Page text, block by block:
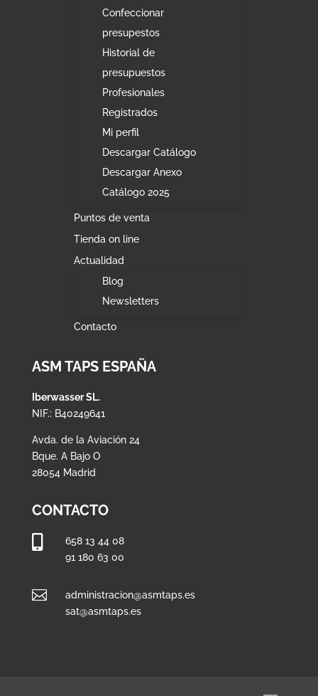
Confeccionar
presupestos
Historial de
presupuestos
Profesionales
Registrados
Mi perfil
Descargar Catálogo
Descargar Anexo
Catálogo 2025
Puntos de venta
Tienda on line
Actualidad
Blog
Newsletters
Contacto
ASM TAPS ESPAÑA
Iberwasser SL.
NIF.: B40249641
Avda. de la Aviación 24
Bque. A Bajo O
28054 Madrid
CONTACTO

658 13 44 08
91 180 63 00

administracion@asmtaps.es
sat@asmtaps.es